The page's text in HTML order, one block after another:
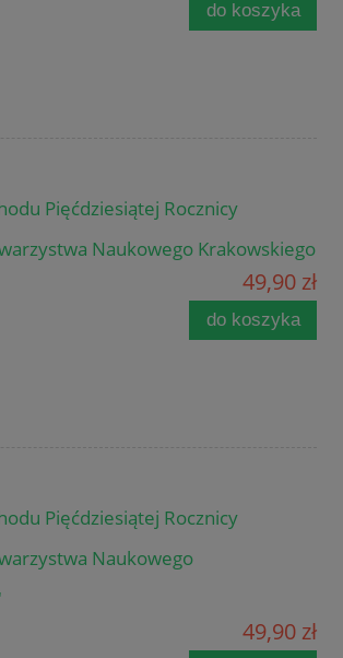
do koszyka
Pięćdziesiątej Rocznicy
Naukowego Krakowskiego
49,90 zł
do koszyka
Pięćdziesiątej Rocznicy
Naukowego
49,90 zł